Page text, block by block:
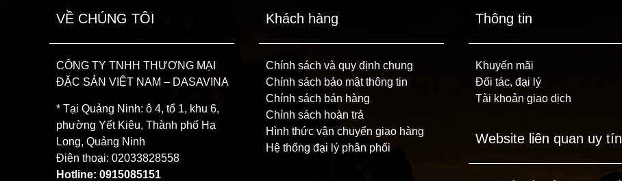
VỀ CHÚNG TÔI
CÔNG TY TNHH THƯƠNG MẠI
ĐẶC SẢN VIỆT NAM – DASAVINA
* Tại Quảng Ninh: ô 4, tổ 1, khu 6,
phường Yết Kiêu, Thành phố Hạ
Long, Quảng Ninh
Điện thoại: 02033828558
Hotline: 0915085151
Khách hàng
Chính sách và quy định chung
Chính sách bảo mật thông tin
Chính sách bán hàng
Chính sách hoàn trả
Hình thức vận chuyển giao hàng
Hệ thống đại lý phân phối
Thông tin
Khuyến mãi
Đối tác, đại lý
Tài khoản giao dịch
Website liên quan uy tín